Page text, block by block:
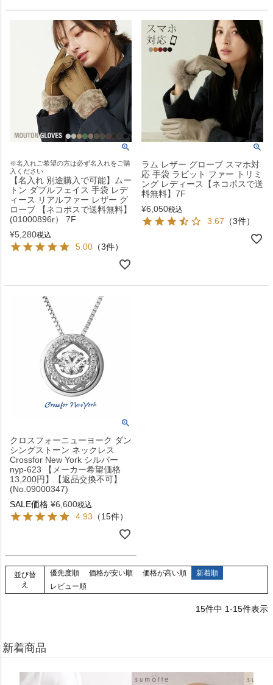
※名入れご希望の方は必ず名入れをご購
入ください
【名入れ 別途購入で可能】ムー
トン ダブルフェイス 手袋 レデ
ィース リアルファー レザー グ
ローブ 【ネコポスで送料無料】
(01000896r） 7F
¥5,280税込
5.00 （3件）
ラム レザー グローブ スマホ対
応 手袋 ラビット ファー トリミ
ング レディース【ネコポスで送
料無料】7F
¥6,050税込
3.67 （3件）
クロスフォーニューヨーク ダン
シングストーン ネックレス
Crossfor New York シルバー
nyp-623 【メーカー希望価格
13,200円】【返品交換不可】
(No.09000347)
SALE価格 ¥6,600税込
4.93 （15件）
並び替
え
優先度順 価格が安い順 価格が高い順
新着順
レビュー順
15件中 1-15件表示
新着商品